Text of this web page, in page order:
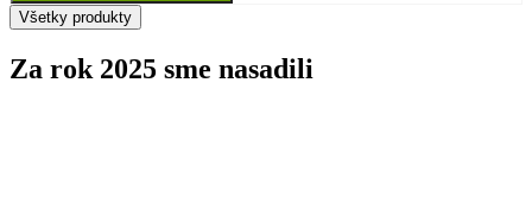
Všetky produkty
Za rok 2025 sme nasadili